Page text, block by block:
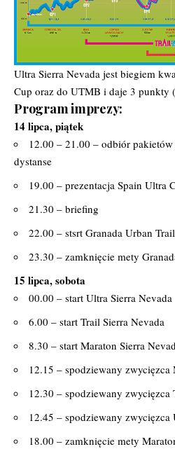
Ultra Sierra Nevada jest biegiem
Cup oraz do UTMB i daje 3 punkty
Program imprezy:
14 lipca, piątek
12.00 – 21.00 – odbiór
dystanse
19.00 – prezentacja Spain Ultra
21.30 – briefing
22.00 – stsrt Granada Urban Trail
23.30 – zamknięcie mety
15 lipca, sobota
00.00 – start Ultra Sierra Nevada
6.00 – start Trail Sierra Nevada
8.30 – start Maraton Sierra
12.15 – spodziewany zwycięzca
12.30 – spodziewany zwycięzca
12.45 – spodziewany zwycięzca
18.00 – zamknięcie mety